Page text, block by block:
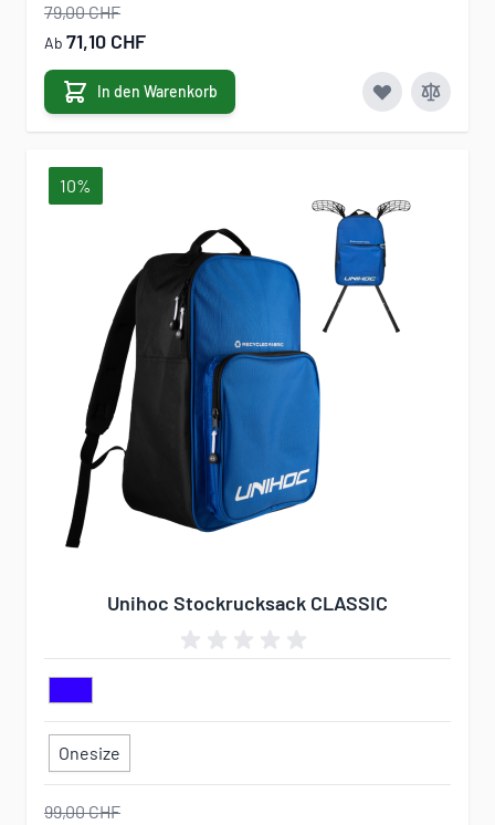
79,00 CHF
Ab 71,10 CHF
In den Warenkorb
10%
Unihoc Stockrucksack CLASSIC
Onesize
99,00 CHF